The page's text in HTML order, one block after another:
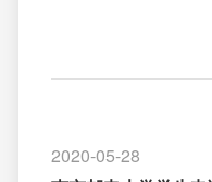
2020-05-28